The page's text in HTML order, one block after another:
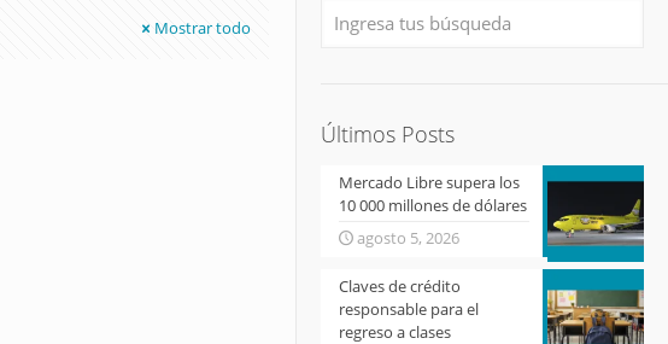
Mostrar todo
Últimos Posts
Mercado Libre supera los
10 000 millones de dólares
agosto 5, 2026
Claves de crédito
responsable para el
regreso a clases